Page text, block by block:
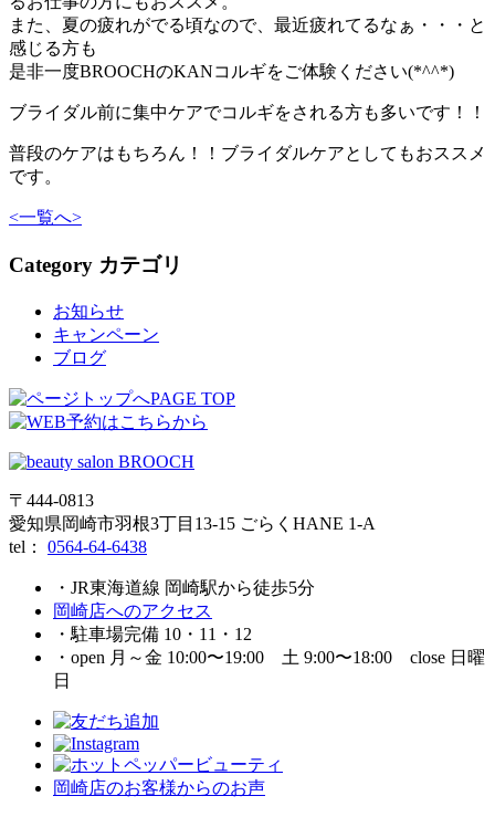
また、夏の疲れがでる頃なので、最近疲れてるなぁ・・・と
感じる方も
是非一度BROOCHのKANコルギをご体験ください(*^^*)
ブライダル前に集中ケアでコルギをされる方も多いです！！
普段のケアはもちろん！！ブライダルケアとしてもおススメ
です。
<一覧へ>
Category カテゴリ
お知らせ
キャンペーン
ブログ
PAGE TOP
〒444-0813
愛知県岡崎市羽根3丁目13‐15 ごらくHANE 1-A
tel： 0564-64-6438
・JR東海道線 岡崎駅から徒歩5分
岡崎店へのアクセス
・駐車場完備 10・11・12
・open 月～金 10:00〜19:00 土 9:00〜18:00 close 日曜
日
岡崎店のお客様からのお声